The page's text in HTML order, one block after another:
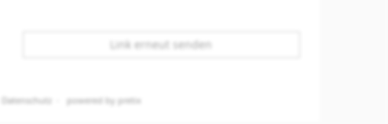
Link erneut senden
Datenschutz powered by pretix